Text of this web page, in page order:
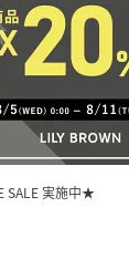
SALE 実施中★